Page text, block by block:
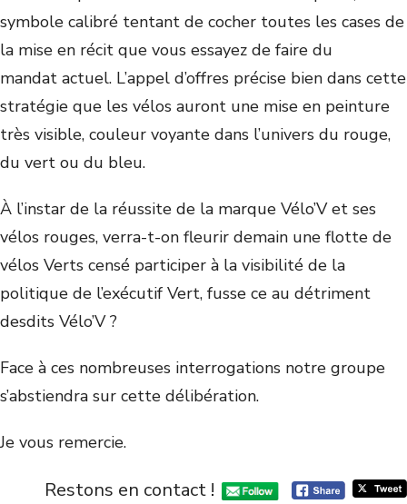
symbole calibré tentant de cocher toutes les cases de
la mise en récit que vous essayez de faire du
mandat actuel. L’appel d’offres précise bien dans cette
stratégie que les vélos auront une mise en peinture
très visible, couleur voyante dans l’univers du rouge,
du vert ou du bleu.
À l’instar de la réussite de la marque Vélo’V et ses
vélos rouges, verra-t-on fleurir demain une flotte de
vélos Verts censé participer à la visibilité de la
politique de l’exécutif Vert, fusse ce au détriment
desdits Vélo’V ?
Face à ces nombreuses interrogations notre groupe
s’abstiendra sur cette délibération.
Je vous remercie.
Restons en contact !